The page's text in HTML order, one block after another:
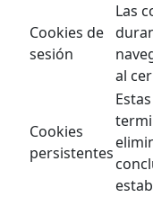
Cookies de
sesión
Las
al
Cookies
persistentes